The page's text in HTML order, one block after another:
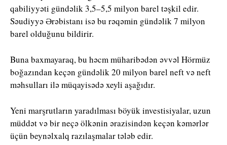
qabiliyyəti gündəlik 3,5–5,5 milyon barel təşkil edir.
Səudiyyə Ərəbistanı isə bu rəqəmin gündəlik 7 milyon
barel olduğunu bildirir.
Buna baxmayaraq, bu həcm müharibədən əvvəl Hörmüz
boğazından keçən gündəlik 20 milyon barel neft və neft
məhsulları ilə müqayisədə xeyli aşağıdır.
Yeni marşrutların yaradılması böyük investisiyalar, uzun
müddət və bir neçə ölkənin ərazisindən keçən kəmərlər
üçün beynəlxalq razılaşmalar tələb edir.